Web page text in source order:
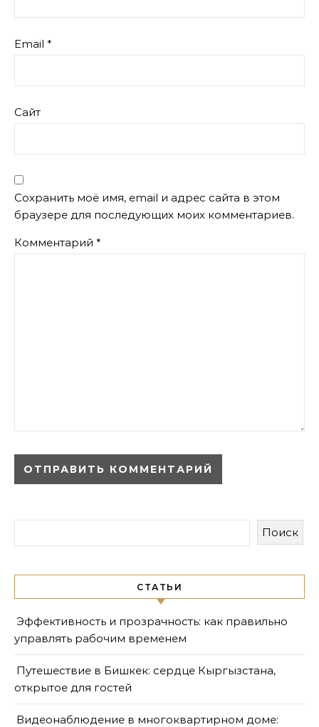
Email *
Сайт
Сохранить моё имя, email и адрес сайта в этом
браузере для последующих моих комментариев.
Комментарий *
Поиск
СТАТЬИ
Эффективность и прозрачность: как правильно
управлять рабочим временем
Путешествие в Бишкек: сердце Кыргызстана,
открытое для гостей
Видеонаблюдение в многоквартирном доме: